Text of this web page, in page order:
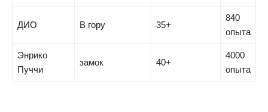
ДИО В гору 35+
840
опыта
Энрико
Пуччи
замок 40+
4000
опыта